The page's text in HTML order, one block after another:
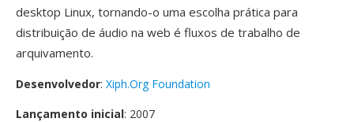
desktop Linux, tornando-o uma escolha prática para
distribuição de áudio na web é fluxos de trabalho de
arquivamento.
Desenvolvedor: Xiph.Org Foundation
Lançamento inicial: 2007